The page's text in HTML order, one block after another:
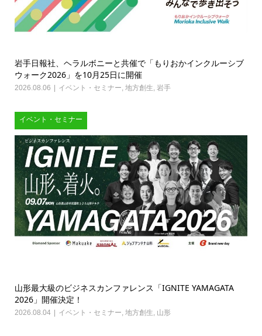
岩手日報社、ヘラルボニーと共催で「もりおかインクルーシブ
ウォーク2026」を10月25日に開催
2026.08.06 イベント・セミナー 地方創生 岩手
イベント・セミナー
山形最大級のビジネスカンファレンス「IGNITE YAMAGATA
2026」開催決定！
2026.08.04 イベント・セミナー 地方創生 山形